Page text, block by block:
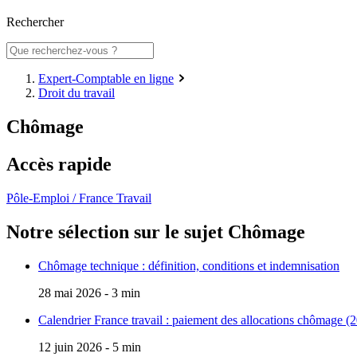
Rechercher
Expert-Comptable en ligne
Droit du travail
Chômage
Accès rapide
Pôle-Emploi / France Travail
Notre sélection sur le sujet Chômage
Chômage technique : définition, conditions et indemnisation
28 mai 2026 - 3 min
Calendrier France travail : paiement des allocations chômage
12 juin 2026 - 5 min